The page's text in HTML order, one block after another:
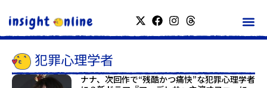
犯罪心理学者
ナナ、次回作で“残酷かつ痛快”な犯罪心理学者